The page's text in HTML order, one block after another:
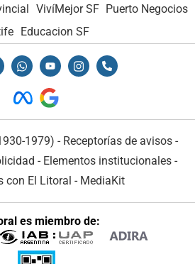
VivíMejor SF Puerto Negocios
Educacion SF
1979) - Receptorías de avisos -
- Elementos institucionales -
con El Litoral - MediaKit
es miembro de: